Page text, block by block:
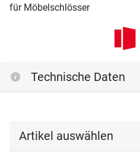
für Möbelschlösser
Technische Daten
Artikel auswählen